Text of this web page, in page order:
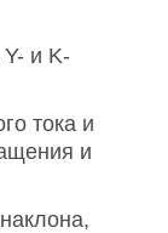
и K-
тока и
и